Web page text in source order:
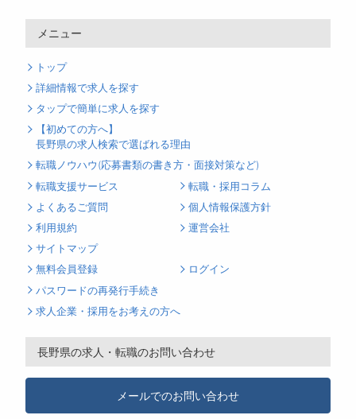
メニュー
トップ
詳細情報で求人を探す
タップで簡単に求人を探す
【初めての方へ】
長野県の求人検索で選ばれる理由
転職ノウハウ(応募書類の書き方・面接対策など)
転職支援サービス
転職・採用コラム
よくあるご質問
個人情報保護方針
利用規約
運営会社
サイトマップ
無料会員登録
ログイン
パスワードの再発行手続き
求人企業・採用をお考えの方へ
長野県の求人・転職のお問い合わせ
メールでのお問い合わせ